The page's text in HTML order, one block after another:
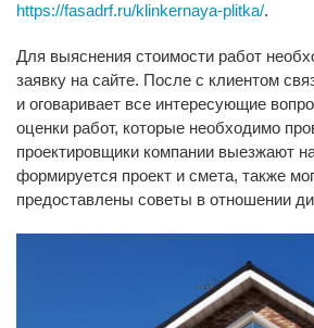
https://fasadrf.ru/klinkernaya-plitka/.
Для выяснения стоимости работ
заявку на сайте. После с клиентом
и оговаривает все интересующие
оценки работ, которые необходимо
проектировщики компании выезжают
формируется проект и смета, также
предоставлены советы в отношении